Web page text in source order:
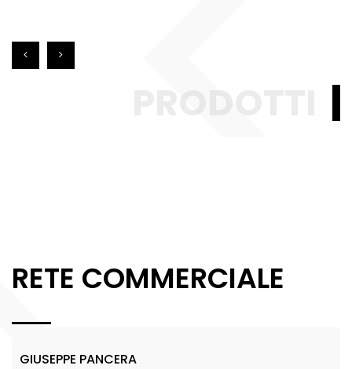
RETE COMMERCIALE
GIUSEPPE PANCERA